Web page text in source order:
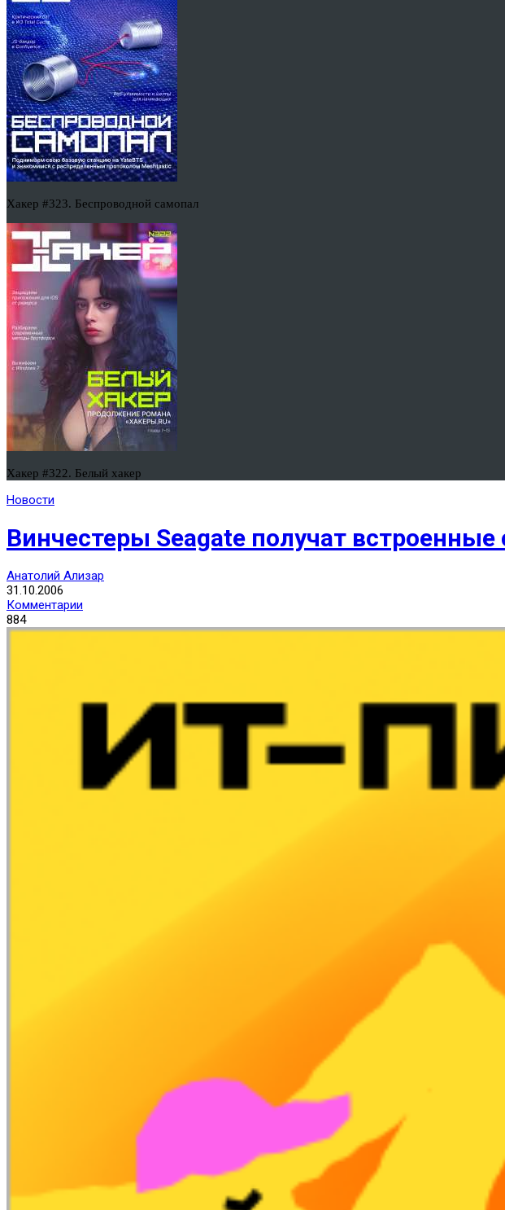
Хакер #323. Беспроводной самопал
Хакер #322. Белый хакер
Новости
Винчестеры Seagate получат
Анатолий Ализар
31.10.2006
Комментарии
884